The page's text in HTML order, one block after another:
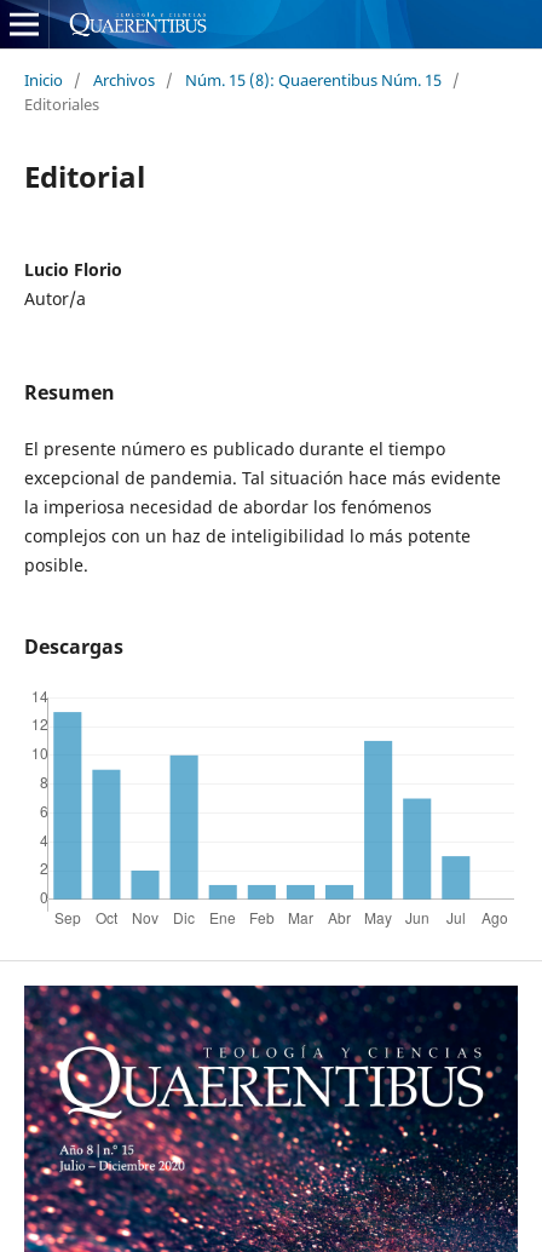
Inicio / Archivos / Núm. 15 (8): Quaerentibus Núm. 15 /
Editoriales
Editorial
Lucio Florio
Autor/a
Resumen
El presente número es publicado durante el tiempo
excepcional de pandemia. Tal situación hace más evidente
la imperiosa necesidad de abordar los fenómenos
complejos con un haz de inteligibilidad lo más potente
posible.
Descargas